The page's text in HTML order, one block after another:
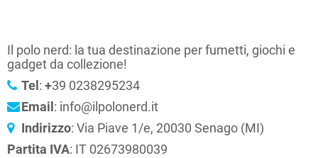
Il polo nerd: la tua destinazione per fumetti, giochi e
gadget da collezione!
Tel : +39 0238295234
Email : info@ilpolonerd.it
Indirizzo: Via Piave 1/e, 20030 Senago (MI)
Partita IVA: IT 02673980039